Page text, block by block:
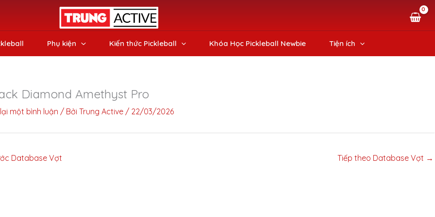
Phụ kiện Kiến thức Pickleball Khóa Học Pickleball Newbie Tiện ích
Diamond Amethyst Pro
một bình luận / BởiTrung Active / 22/03/2026
Database Vợt Tiếp theo Database Vợt →